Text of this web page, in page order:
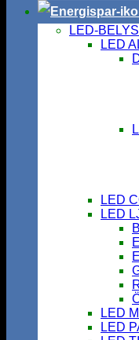
LED-
LED
LED
LED
LED
LED